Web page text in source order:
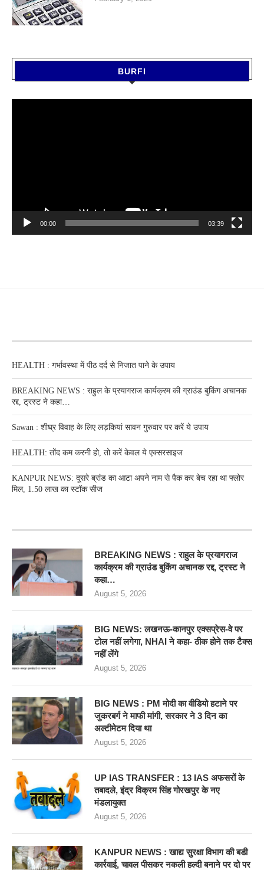
BURFI
00:00 03:39
HEALTH : गर्भावस्था में पीठ दर्द से निजात पाने के उपाय
BREAKING NEWS : राहुल के प्रयागराज कार्यक्रम की ग्राउंड बुकिंग अचानक
रद्द, ट्रस्ट ने कहा…
Sawan : शीघ्र विवाह के लिए लड़कियां सावन गुरुवार पर करें ये उपाय
HEALTH: तोंद कम करनी हो, तो करें केवल ये एक्सरसाइज
KANPUR NEWS: दूसरे ब्रांड का आटा अपने नाम से पैक कर बेच रहा था फ्लोर
मिल, 1.50 लाख का स्टॉक सीज
BREAKING NEWS : राहुल के प्रयागराज
कार्यक्रम की ग्राउंड बुकिंग अचानक रद्द, ट्रस्ट ने
कहा…
August 5, 2026
BIG NEWS: लखनऊ-कानपुर एक्सप्रेस-वे पर
टोल नहीं लगेगा, NHAI ने कहा- ठीक होने तक टैक्स
नहीं लेंगे
August 5, 2026
BIG NEWS : PM मोदी का वीडियो हटाने पर
जुकरबर्ग ने माफी मांगी, सरकार ने 3 दिन का
अल्टीमेटम दिया था
August 5, 2026
UP IAS TRANSFER : 13 IAS अफसरों के
तबादले, इंद्र विक्रम सिंह गोरखपुर के नए
मंडलायुक्त
August 5, 2026
KANPUR NEWS : खाद्य सुरक्षा विभाग की बडी
कार्रवाई, चावल पीसकर नकली हल्दी बनाने पर दो पर